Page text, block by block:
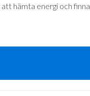
hämta energi och finna